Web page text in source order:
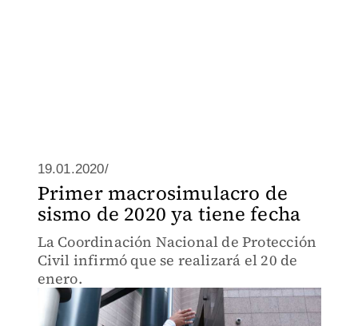
19.01.2020/
Primer macrosimulacro de
sismo de 2020 ya tiene fecha
La Coordinación Nacional de Protección
Civil infirmó que se realizará el 20 de
enero.